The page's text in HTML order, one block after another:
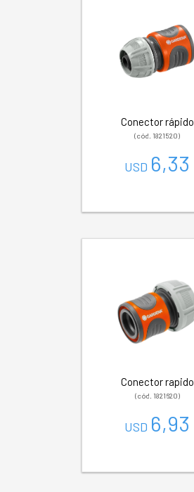
Conector rápido
(cód. 1821520)
USD 6,33
Conector rapido
(cód. 1821620)
USD 6,93